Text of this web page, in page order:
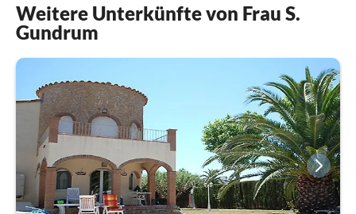
Weitere Unterkünfte von Frau S.
Gundrum